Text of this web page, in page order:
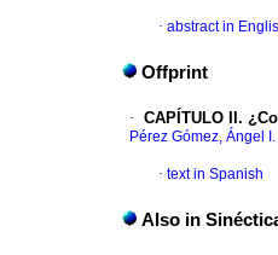
· abstract in
Offprint
· CAPÍTULO II.
Pérez Gómez, Ángel I.
· text in Spanish
Also in